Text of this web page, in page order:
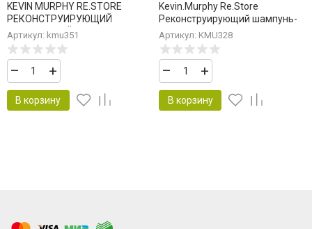
KEVIN MURPHY RE.STORE
РЕКОНСТРУИРУЮЩИЙ
ОЧИЩАЮЩИЙ УХОД
Артикул: kmu351
– +
В корзину
Kevin.Murphy Re.Store
Реконструирующий шампунь-
маска 1000 мл
Артикул: KMU328
– +
В корзину